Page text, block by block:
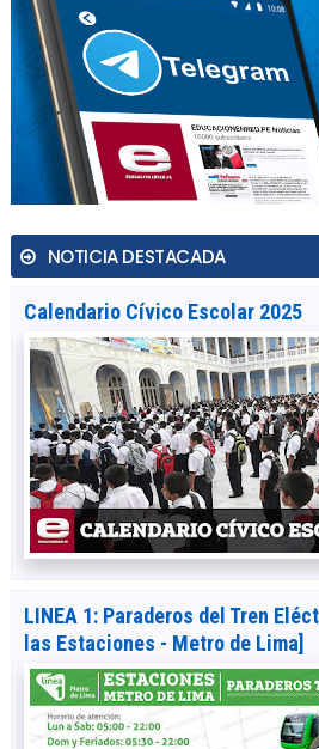
NOTICIA DESTACADA
Calendario Cívico Escolar 2025
LINEA 1: Paraderos del Tren
las Estaciones - Metro de Lima]